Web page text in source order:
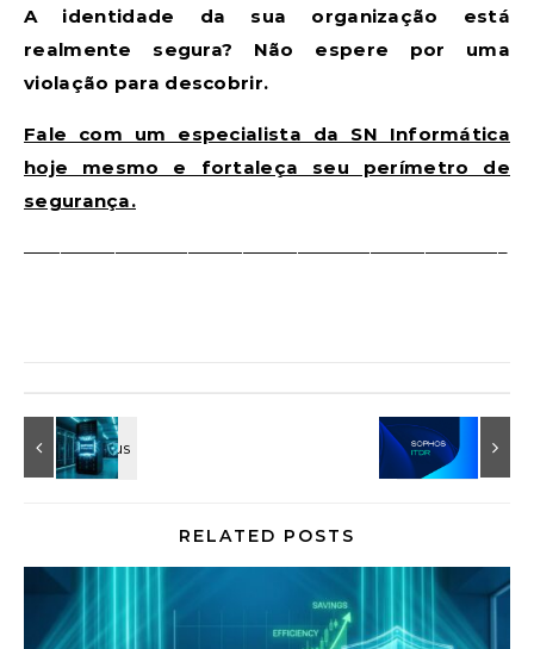
A identidade da sua organização está
realmente segura? Não espere por uma
violação para descobrir.
Fale com um especialista da SN Informática
hoje mesmo e fortaleça seu perímetro de
segurança.
——————————————————————————–
RELATED POSTS